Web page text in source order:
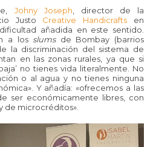
Johny Joseph , director de la
Justo Creative Handicrafts en
añadida en este sentido.
a los slums de Bombay (barrios
la discriminación del sistema de
en las zonas rurales, ya que si
no tienes vida literalmente. No
o al agua y no tienes ninguna
Y añadía: «ofrecemos a las
ser económicamente libres, con
de microcréditos».